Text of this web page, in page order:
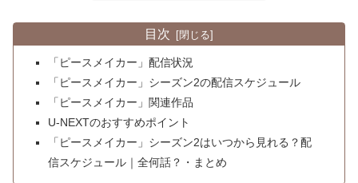
目次
「ピースメイカー」配信状況
「ピースメイカー」シーズン2の配信スケジュール
「ピースメイカー」関連作品
U-NEXTのおすすめポイント
「ピースメイカー」シーズン2はいつから見れる？配
信スケジュール｜全何話？・まとめ